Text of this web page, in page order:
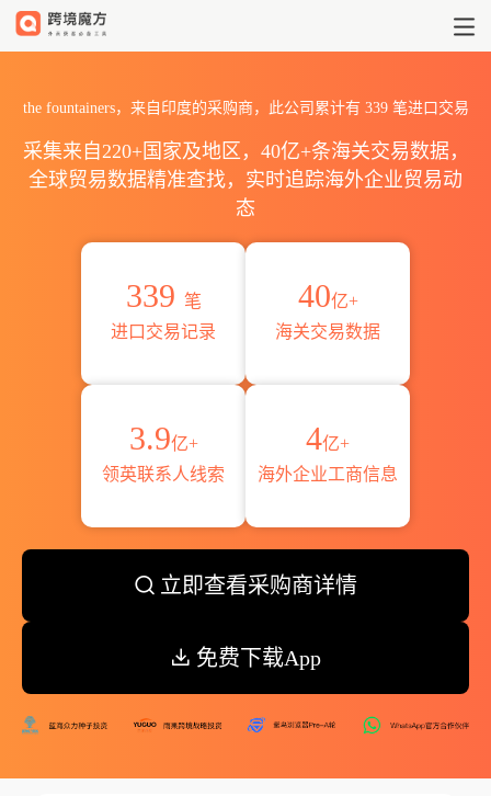
the fountainers，来自印度的采购商，此公司累计有 339笔进口交易
采集来自220+国家及地区，40亿+条海关交易数据，
全球贸易数据精准查找，实时追踪海外企业贸易动
态
339 笔
进口交易记录
40亿+
海关交易数据
3.9亿+
领英联系人线索
4亿+
海外企业工商信息
立即查看采购商详情
免费下载App